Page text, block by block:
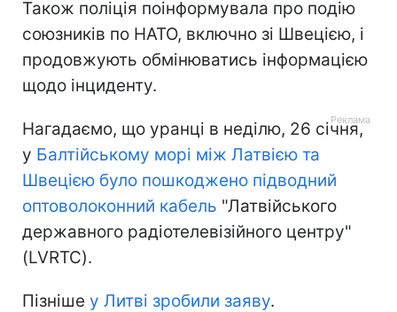
Також поліція поінформувала про подію
союзників по НАТО, включно зі Швецією, і
продовжують обмінюватись інформацією
щодо інциденту.
Нагадаємо, що уранці в неділю, 26 січня,
у Балтійському морі між Латвією та
Швецією було пошкоджено підводний
оптоволоконний кабель "Латвійського
державного радіотелевізійного центру"
(LVRTC).
Пізніше у Литві зробили заяву.